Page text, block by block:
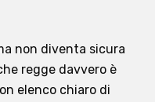
non diventa sicura
regge davvero è
elenco chiaro di